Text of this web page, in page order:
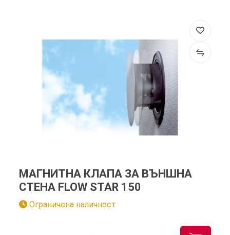
МАГНИТНА КЛАПА ЗА ВЪНШНА
СТЕНА FLOW STAR 150
Ограничена наличност